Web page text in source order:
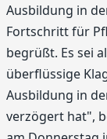
Ausbildung in
Fortschritt für
begrüßt. Es sei
überflüssige
Ausbildung in
verzögert hat",